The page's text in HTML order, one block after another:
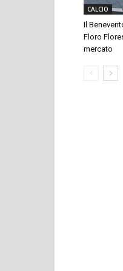
CALCIO
Il
Floro
mercato